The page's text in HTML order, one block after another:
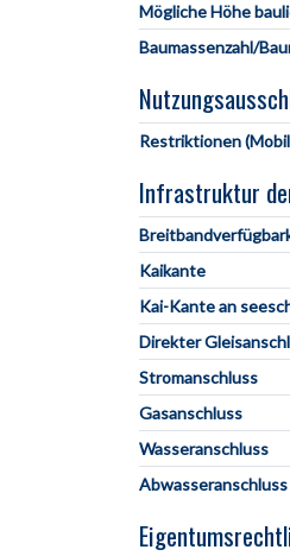
Mögliche Höhe
Baumassenzahl/
Restriktionen
Infrastruktur
Kaikante
Kai-Kante an
Direkter
Stromanschluss
Gasanschluss
Wasseranschluss
Abwasseranschluss